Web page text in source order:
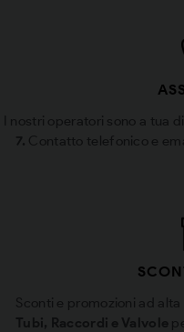
I nostri operatori sono a tua
7. Contatto telefonico e
Sconti e promozioni ad
Tubi, Raccordi e Valvole